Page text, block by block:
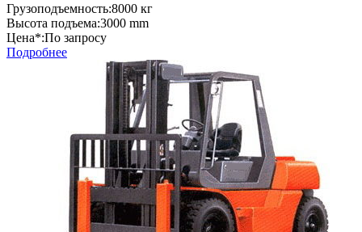
Грузоподъемность:8000 кг
Высота подъема:3000 mm
Цена*:По запросу
Подробнее